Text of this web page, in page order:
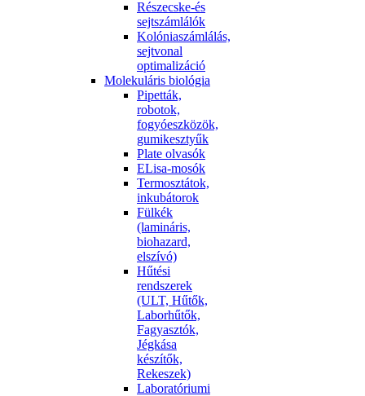
Részecske-és
sejtszámlálók
Kolóniaszámlálás,
sejtvonal
optimalizáció
Molekuláris biológia
Pipetták,
robotok,
fogyóeszközök,
gumikesztyűk
Plate olvasók
ELisa-mosók
Termosztátok,
inkubátorok
Fülkék
(lamináris,
biohazard,
elszívó)
Hűtési
rendszerek
(ULT, Hűtők,
Laborhűtők,
Fagyasztók,
Jégkása
készítők,
Rekeszek)
Laboratóriumi